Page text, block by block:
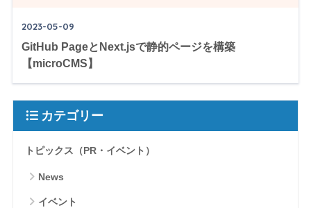
2023-05-09
GitHub PageとNext.jsで静的ページを構築
【microCMS】
カテゴリー
トピックス（PR・イベント）
News
イベント